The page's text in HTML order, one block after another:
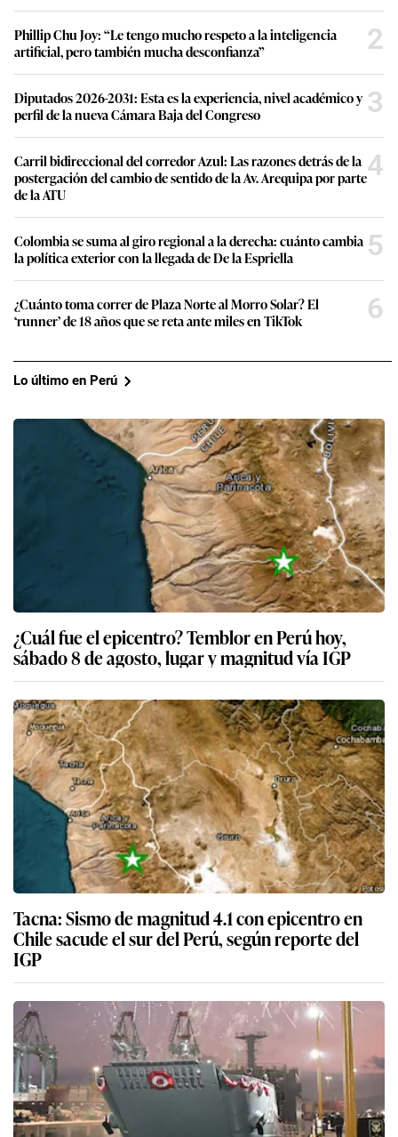
Phillip Chu Joy: “Le tengo mucho respeto a la inteligencia
artificial, pero también mucha desconfianza”
2
Diputados 2026-2031: Esta es la experiencia, nivel académico y
perfil de la nueva Cámara Baja del Congreso
3
Carril bidireccional del corredor Azul: Las razones detrás de la
postergación del cambio de sentido de la Av. Arequipa por parte
de la ATU
4
Colombia se suma al giro regional a la derecha: cuánto cambia
la política exterior con la llegada de De la Espriella
5
¿Cuánto toma correr de Plaza Norte al Morro Solar? El
‘runner’ de 18 años que se reta ante miles en TikTok
6
Lo último en Perú
¿Cuál fue el epicentro? Temblor en Perú hoy,
sábado 8 de agosto, lugar y magnitud vía IGP
Tacna: Sismo de magnitud 4.1 con epicentro en
Chile sacude el sur del Perú, según reporte del
IGP